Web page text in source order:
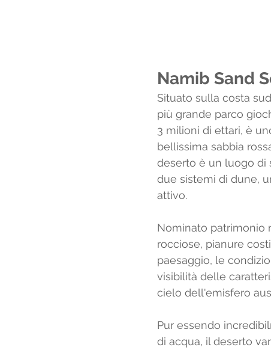
Namib Sand
Situato sulla costa
più grande parco
3 milioni di ettari, è
bellissima sabbia
deserto è un luogo di
due sistemi di dune,
attivo.
Nominato patrimonio
rocciose, pianure
paesaggio, le
visibilità delle
cielo dell'emisfero
Pur essendo
di acqua, il deserto